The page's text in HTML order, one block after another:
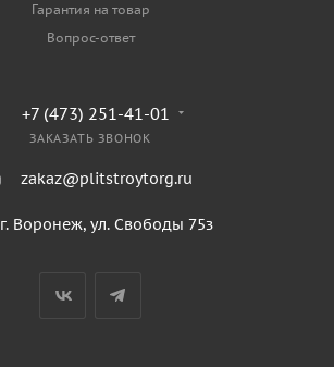
Гарантия на товар
Вопрос-ответ
+7 (473) 251-41-01
ЗАКАЗАТЬ ЗВОНОК
zakaz@plitstroytorg.ru
г. Воронеж, ул. Свободы 75з